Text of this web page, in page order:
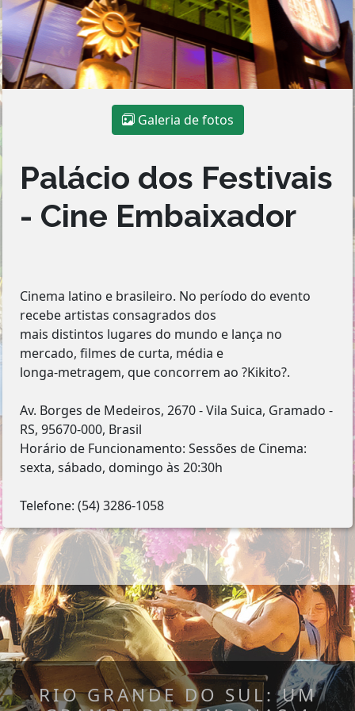
Galeria de fotos
Palácio dos Festivais
- Cine Embaixador
Cinema latino e brasileiro. No período do evento
recebe artistas consagrados dos
mais distintos lugares do mundo e lança no
mercado, filmes de curta, média e
longa-metragem, que concorrem ao ?Kikito?.
Av. Borges de Medeiros, 2670 - Vila Suica, Gramado -
RS, 95670-000, Brasil
Horário de Funcionamento: Sessões de Cinema:
sexta, sábado, domingo às 20:30h
Telefone: (54) 3286-1058
RIO GRANDE DO SUL: UM